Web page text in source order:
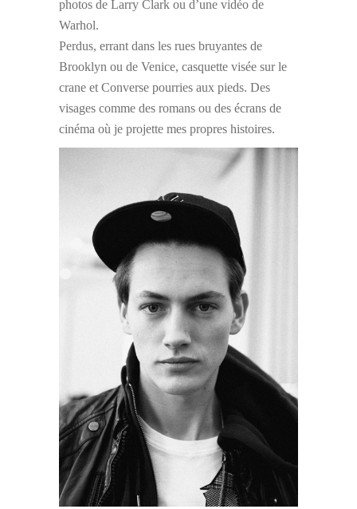
photos de Larry Clark ou d’une vidéo de
Warhol.
Perdus, errant dans les rues bruyantes de
Brooklyn ou de Venice, casquette visée sur le
crane et Converse pourries aux pieds. Des
visages comme des romans ou des écrans de
cinéma où je projette mes propres histoires.